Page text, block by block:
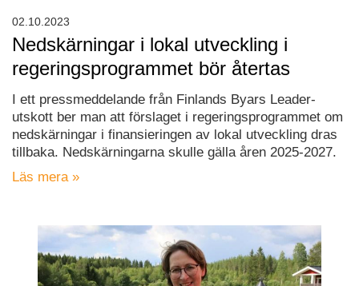
Nedskärningar i lokal utveckling i
regeringsprogrammet bör återtas
I ett pressmeddelande från Finlands Byars Leader-
utskott ber man att förslaget i regeringsprogrammet om
nedskärningar i finansieringen av lokal utveckling dras
tillbaka. Nedskärningarna skulle gälla åren 2025-2027.
Läs mera »
02.10.2023